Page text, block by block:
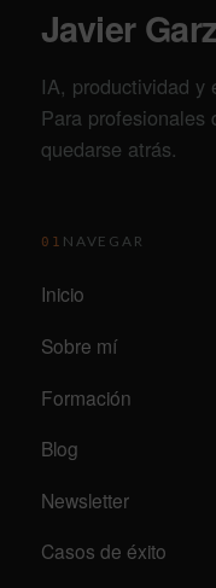
Javier
IA, productividad y
Para profesionales
quedarse atrás.
01 NAVEGAR
Inicio
Sobre mí
Formación
Blog
Newsletter
Casos de éxito